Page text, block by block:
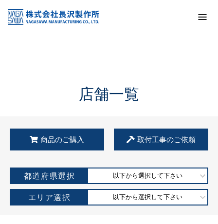
KSS加盟店・取扱店情報
店舗一覧
店舗一覧
商品のご購入 取付工事のご依頼
都道府県選択 以下から選択して下さい
エリア選択 以下から選択して下さい